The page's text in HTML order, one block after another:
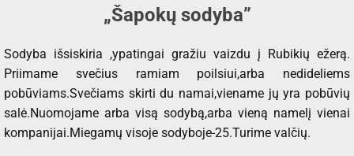
„Šapokų sodyba”
Sodyba išsiskiria ,ypatingai gražiu vaizdu į Rubikių ežerą.
Priimame svečius ramiam poilsiui,arba nedideliems
pobūviams.Svečiams skirti du namai,viename jų yra pobūvių
salė.Nuomojame arba visą sodybą,arba vieną namelį vienai
kompanijai.Miegamų visoje sodyboje-25.Turime valčių.